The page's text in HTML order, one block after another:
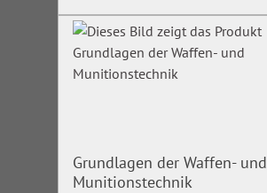
Grundlagen der Waffen- und
Munitionstechnik